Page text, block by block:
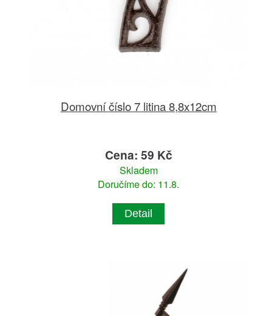
Domovní číslo 7 litina 8,8x12cm
Cena: 59 Kč
Skladem
Doručíme do: 11.8.
Detail